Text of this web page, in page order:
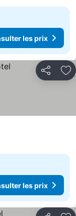
les prix
Partager
les prix